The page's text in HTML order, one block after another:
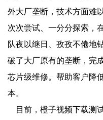
外大厂垄断，技术方面难
次次尝试、一分分探索
队夜以继日、孜孜不倦地钻
破了大厂原有的垄断，完
芯片级维修。帮助客户降
本。
目前，橙子视频下载测